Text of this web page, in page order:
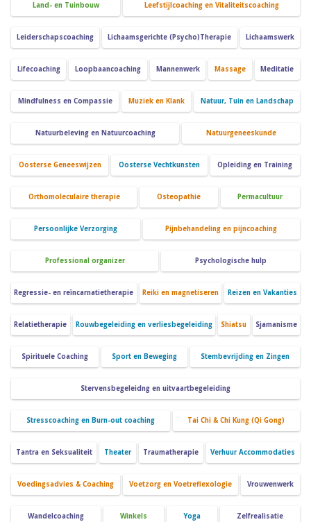
Land- en Tuinbouw Leefstijlcoaching en Vitaliteitscoaching
Leiderschapscoaching Lichaamsgerichte (Psycho)Therapie Lichaamswerk
Lifecoaching Loopbaancoaching Mannenwerk Massage Meditatie
Mindfulness en Compassie Muziek en Klank Natuur, Tuin en Landschap
Natuurbeleving en Natuurcoaching Natuurgeneeskunde
Oosterse Geneeswijzen Oosterse Vechtkunsten Opleiding en Training
Orthomoleculaire therapie Osteopathie Permacultuur
Persoonlijke Verzorging Pijnbehandeling en pijncoaching
Professional organizer Psychologische hulp
Regressie- en reïncarnatietherapie Reiki en magnetiseren Reizen en Vakanties
Relatietherapie Rouwbegeleiding en verliesbegeleiding Shiatsu Sjamanisme
Spirituele Coaching Sport en Beweging Stembevrijding en Zingen
Stervensbegeleidng en uitvaartbegeleiding
Stresscoaching en Burn-out coaching Tai Chi & Chi Kung (Qi Gong)
Tantra en Seksualiteit Theater Traumatherapie Verhuur Accommodaties
Voedingsadvies & Coaching Voetzorg en Voetreflexologie Vrouwenwerk
Wandelcoaching Winkels Yoga Zelfrealisatie